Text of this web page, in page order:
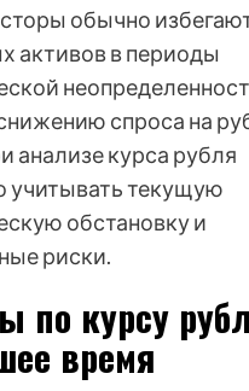
обычно
активов в периоды
спроса на
анализе курса рубля
учитывать текущую
обстановку и
риски.
по курсу
время